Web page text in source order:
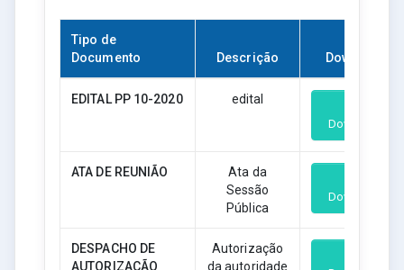
Tipo de
Documento
Descrição Download
EDITAL PP 10-2020 edital
Download
ATA DE REUNIÃO
Ata da
Sessão
Pública
Download
DESPACHO DE
AUTORIZAÇÃO
Autorização
da autoridade